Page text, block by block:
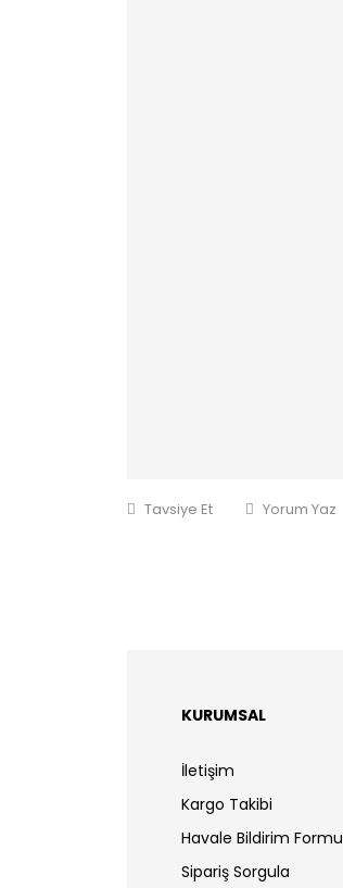
Tavsiye Et Yorum Yaz
KURUMSAL
İletişim
Kargo Takibi
Havale Bildirim Formu
Sipariş Sorgula